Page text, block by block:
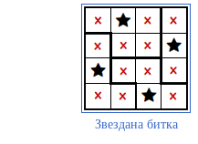
Звездана битка